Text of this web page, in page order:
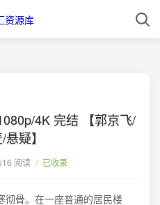
4K 完结 【郭京飞/
疑】
阅读 / 已收录
彻骨。在一座普通的居民楼